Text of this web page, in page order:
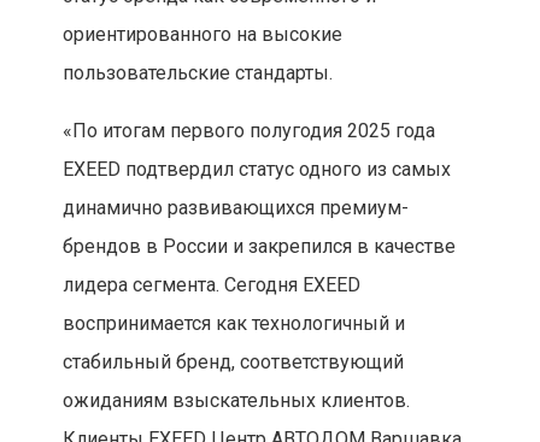
ориентированного на высокие
пользовательские стандарты.
«По итогам первого полугодия 2025 года
EXEED подтвердил статус одного из самых
динамично развивающихся премиум-
брендов в России и закрепился в качестве
лидера сегмента. Сегодня EXEED
воспринимается как технологичный и
стабильный бренд, соответствующий
ожиданиям взыскательных клиентов.